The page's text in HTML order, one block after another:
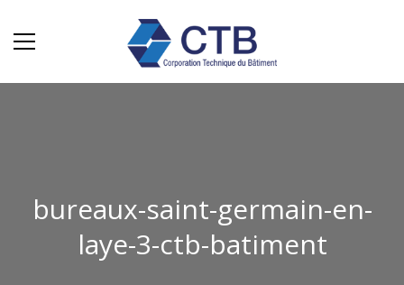
bureaux-saint-germain-en-
laye-3-ctb-batiment